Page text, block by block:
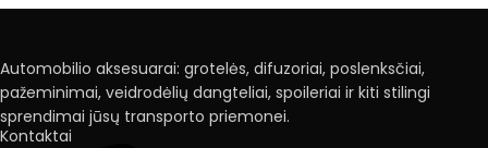
Automobilio aksesuarai: grotelės, difuzoriai, poslenksčiai,
pažeminimai, veidrodėlių dangteliai, spoileriai ir kiti stilingi
sprendimai jūsų transporto priemonei.
Kontaktai